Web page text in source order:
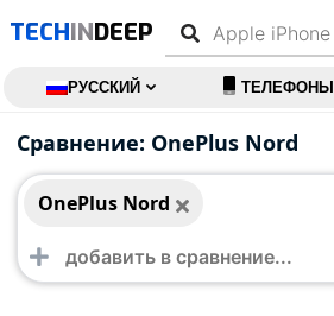
TECHINDEEP
РУССКИЙ ТЕЛЕФОНЫ
Сравнение: OnePlus Nord
OnePlus Nord
OnePlus Nord